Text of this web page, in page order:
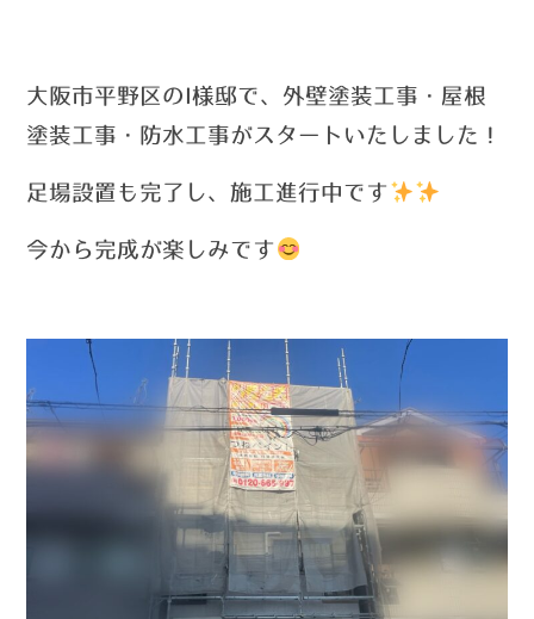
大阪市平野区のI様邸で、外壁塗装工事・屋根
塗装工事・防水工事がスタートいたしました！
足場設置も完了し、施工進行中です
今から完成が楽しみです